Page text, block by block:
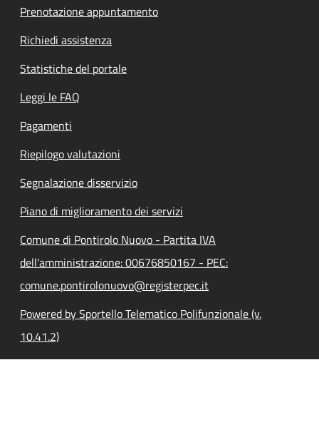
Prenotazione appuntamento
Richiedi assistenza
Statistiche del portale
Leggi le FAQ
Pagamenti
Riepilogo valutazioni
Segnalazione disservizio
Piano di miglioramento dei servizi
Comune di Pontirolo Nuovo - Partita IVA
dell'amministrazione: 00676850167 - PEC:
comune.pontirolonuovo@registerpec.it
Powered by Sportello Telematico Polifunzionale (v.
10.41.2)